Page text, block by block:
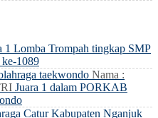
1 Lomba Trompah tingkap SMP
1089
Nama :
Juara 1 dalam PORKAB